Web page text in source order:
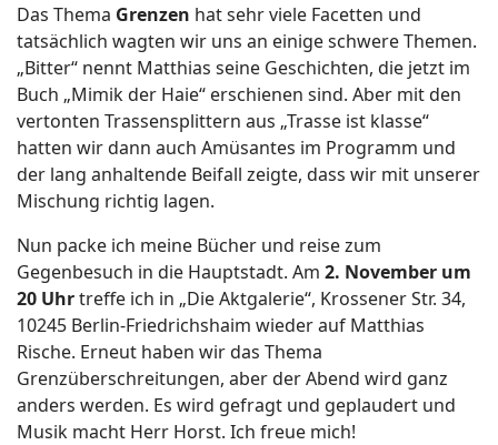
Das Thema Grenzen hat sehr viele Facetten und
tatsächlich wagten wir uns an einige schwere Themen.
„Bitter“ nennt Matthias seine Geschichten, die jetzt im
Buch „Mimik der Haie“ erschienen sind. Aber mit den
vertonten Trassensplittern aus „Trasse ist klasse“
hatten wir dann auch Amüsantes im Programm und
der lang anhaltende Beifall zeigte, dass wir mit unserer
Mischung richtig lagen.
Nun packe ich meine Bücher und reise zum
Gegenbesuch in die Hauptstadt. Am 2. November um
20 Uhrtreffe ich in „Die Aktgalerie“, Krossener Str. 34,
10245 Berlin-Friedrichshaim wieder auf Matthias
Rische. Erneut haben wir das Thema
Grenzüberschreitungen, aber der Abend wird ganz
anders werden. Es wird gefragt und geplaudert und
Musik macht Herr Horst. Ich freue mich!